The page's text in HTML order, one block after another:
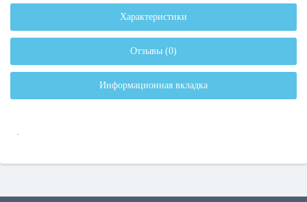
Характеристики
Отзывы (0)
Информационная вкладка
.